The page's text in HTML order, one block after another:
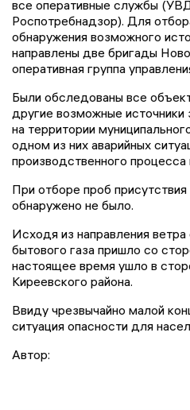
все оперативные службы
Роспотребнадзор). Для
обнаружения возможного
направлены две бригады
оперативная группа
Были обследованы все
другие возможные источники
на территории
одном из них аварийных
производственного
При отборе проб
обнаружено не было.
Исходя из направления
бытового газа пришло со
настоящее время ушло в
Киреевского района.
Ввиду чрезвычайно малой
ситуация опасности для
Автор: